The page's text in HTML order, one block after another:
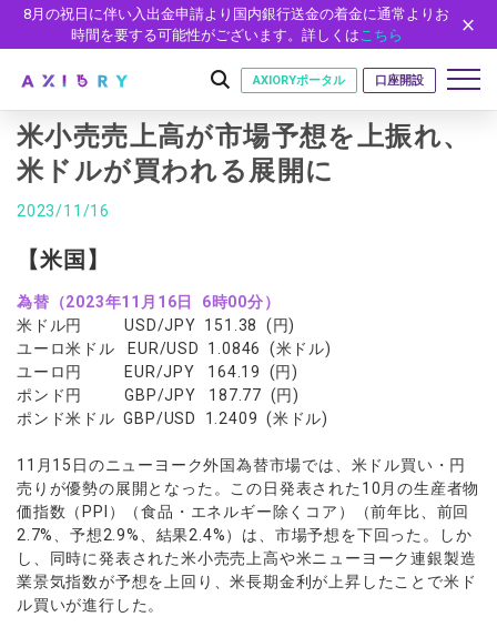
8月の祝日に伴い入出金申請より国内銀行送金の着金に通常よりお
時間を要する可能性がございます。詳しくはこちら
はじめに
ライセンス
安全性
取引
取引商品
FX（通貨ペア）
現物株式
ETF
株式CFD
株価指数CFD
エネルギーCFD
貴金属CFD
ソフトコモディティCFD
NEW
バトルCFD
取引条件
スプレッド・手数料
ゼロカットとロスカット
スワップとロールオーバー
入出金方法
レバレッジ
NEW
約定率
取引時間
取引計算シミュレーター
注文執行ポリシー
口座
口座の種類
口座タイプ
法人のお客様
デモ口座
ウォレット口座
NEW
口座開設
口座開設フォーム
必要書類
プラットフォーム
プラットフォーム
MT5
cTrader
AXIORYアプリ
AXIORYポータル
ツール
MT4/MT5 ヒストリカルデータ
カスタムインジケーター
日本時間表示インジケータ
ストライク インジケータ
MQLシグナル
NEW
通貨インデックス
パートナー
パートナーシップ・プログラム
イントロデュース・パートナープログラム（IP）
特別・VIPプログラム
NEW
ニュース
ニュースリリース
お知らせ
マーケットニュース
コーポレートニュース
キャンペーン
会社概要
企業情報
会社概要
役員紹介
お問合せ
日本語
English
AXIORYポータル 口座開設
米小売売上高が市場予想を上振れ、
米ドルが買われる展開に
2023/11/16
【米国】
為替（2023年11月16日 6時00分）
米ドル円 USD/JPY 151.38 (円)
ユーロ米ドル EUR/USD 1.0846 (米ドル)
ユーロ円 EUR/JPY 164.19 (円)
ポンド円 GBP/JPY 187.77 (円)
ポンド米ドル GBP/USD 1.2409 (米ドル)
11月15日のニューヨーク外国為替市場では、米ドル買い・円
売りが優勢の展開となった。この日発表された10月の生産者物
価指数（PPI）（食品・エネルギー除くコア）（前年比、前回
2.7%、予想2.9%、結果2.4%）は、市場予想を下回った。しか
し、同時に発表された米小売売上高や米ニューヨーク連銀製造
業景気指数が予想を上回り、米長期金利が上昇したことで米ド
ル買いが進行した。